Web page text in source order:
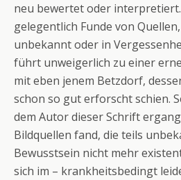
neu bewertet oder
gelegentlich Funde von
unbekannt oder in
führt unweigerlich zu einer
mit eben jenem Betzdorf,
schon so gut erforscht schien.
dem Autor dieser Schrift
Bildquellen fand, die teils
Bewusstsein nicht mehr
sich im – krankheitsbedingt